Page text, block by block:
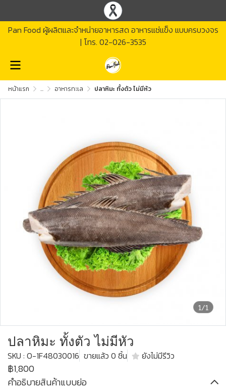
Pan Food ผู้ผลิตและจำหน่ายอาหารสด อาหารแช่แข็ง แบบครบวงจร
| โทร. 02-026-3535
หน้าแรก ... อาหารทะเล ปลาหิมะ ทั้งตัว ไม่มีหัว
1/1
ปลาหิมะ ทั้งตัว ไม่มีหัว
SKU : O-1F48030016 ขายแล้ว 0 ชิ้น ยังไม่มีรีวิว
฿1,800
คำอธิบายสินค้าแบบย่อ